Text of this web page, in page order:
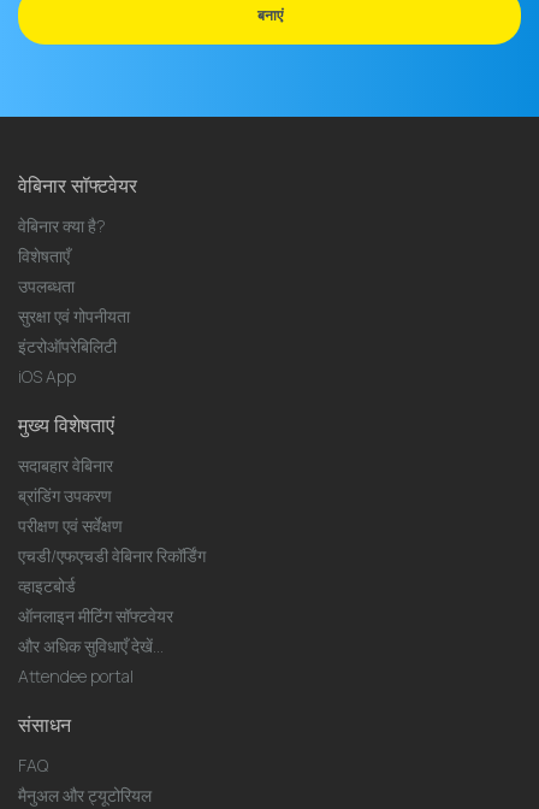
बनाएं
वेबिनार सॉफ्टवेयर
वेबिनार क्या है?
विशेषताएँ
उपलब्धता
सुरक्षा एवं गोपनीयता
इंटरोऑपरेबिलिटी
iOS App
मुख्य विशेषताएं
सदाबहार वेबिनार
ब्रांडिंग उपकरण
परीक्षण एवं सर्वेक्षण
एचडी/एफएचडी वेबिनार रिकॉर्डिंग
व्हाइटबोर्ड
ऑनलाइन मीटिंग सॉफ्टवेयर
और अधिक सुविधाएँ देखें...
Attendee portal
संसाधन
FAQ
मैनुअल और ट्यूटोरियल